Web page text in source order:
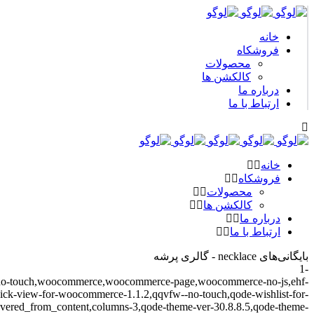
خانه
فروشکاه
محصولات
کالکشن ها
درباره ما
ارتباط با ما
خانه
فروشکاه
محصولات
کالکشن ها
درباره ما
ارتباط با ما
بایگانی‌های necklace - گالری پرشه
-1
touch,woocommerce,woocommerce-page,woocommerce-no-js,ehf-
view-for-woocommerce-1.1.2,qqvfw--no-touch,qode-wishlist-for-
3,qode-theme-ver-30.8.8.5,qode-theme-